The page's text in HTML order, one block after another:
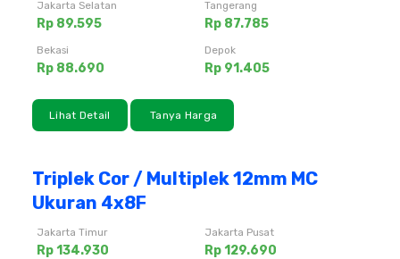
Jakarta Selatan
Rp 89.595
Tangerang
Rp 87.785
Bekasi
Rp 88.690
Depok
Rp 91.405
Lihat Detail Tanya Harga
Triplek Cor / Multiplek 12mm MC
Ukuran 4x8F
Jakarta Timur
Rp 134.930
Jakarta Pusat
Rp 129.690